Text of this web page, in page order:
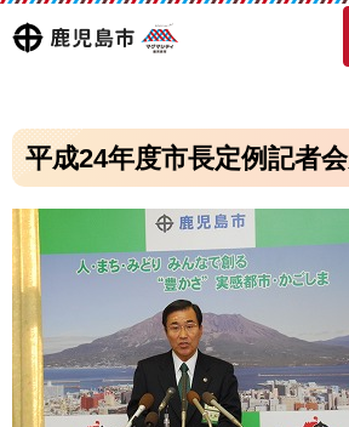
鹿児島
マグ
マシ
島市
平成24年度市長定例記者